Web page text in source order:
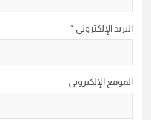
البريد الإلكتروني *
الموقع الإلكتروني